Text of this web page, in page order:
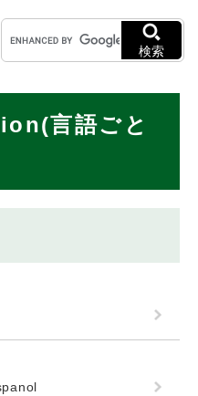
して本文へ
キ
ー
ワ
検
検索
言語ごと